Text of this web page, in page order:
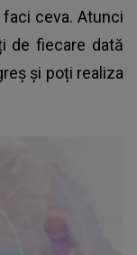
ceva. Atunci
de fiecare dată
și poți realiza